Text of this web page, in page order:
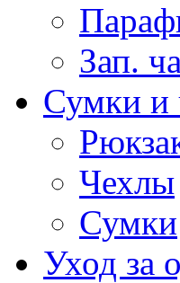
Зап.
Сумки и
Чехлы
Сумки
Уход за